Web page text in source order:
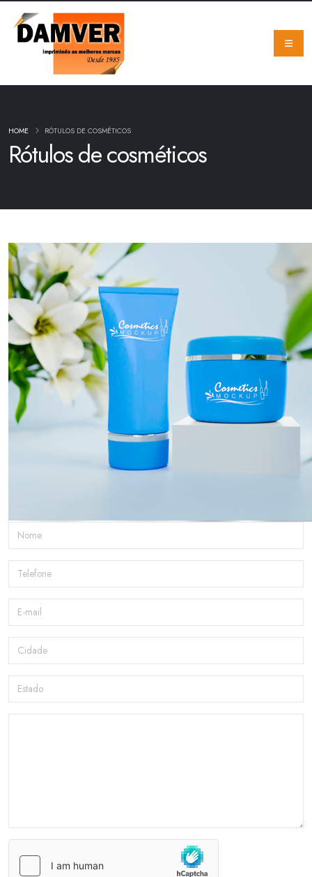
Rótulos de cosméticos
HOME RÓTULOS DE COSMÉTICOS